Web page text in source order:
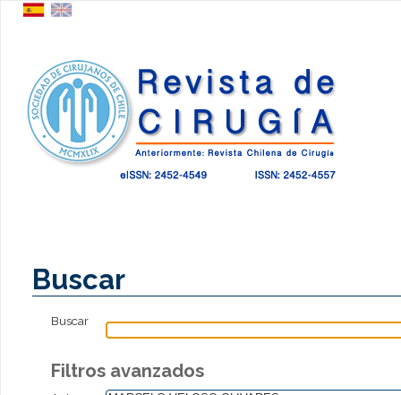
Buscar
Buscar
Filtros avanzados